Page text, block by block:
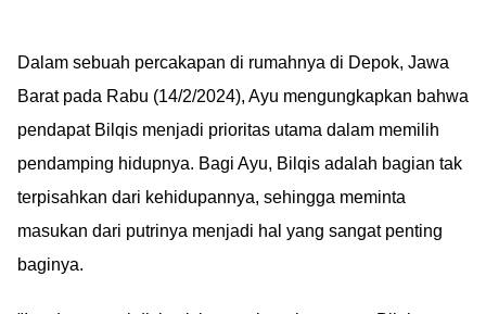
Dalam sebuah percakapan di rumahnya di Depok, Jawa
Barat pada Rabu (14/2/2024), Ayu mengungkapkan bahwa
pendapat Bilqis menjadi prioritas utama dalam memilih
pendamping hidupnya. Bagi Ayu, Bilqis adalah bagian tak
terpisahkan dari kehidupannya, sehingga meminta
masukan dari putrinya menjadi hal yang sangat penting
baginya.